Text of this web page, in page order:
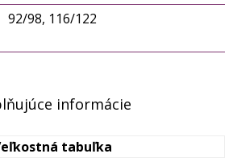
92/98, 116/122
informácie
tabuľka